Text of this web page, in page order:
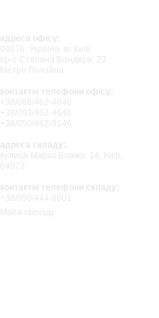
адреса офісу:
04076, Україна, м. Київ
пр-т Степана Бандери, 23
Метро Почайна
контактні телефони офісу:
+38/068/462-4646
+38/093/462-4646
+38/050/462-5146
адреса складу:
вулиця Марка Вовчка, 14, Київ,
04073
контактні телефони складу:
+38/050/444-8001
Мапа проїзду